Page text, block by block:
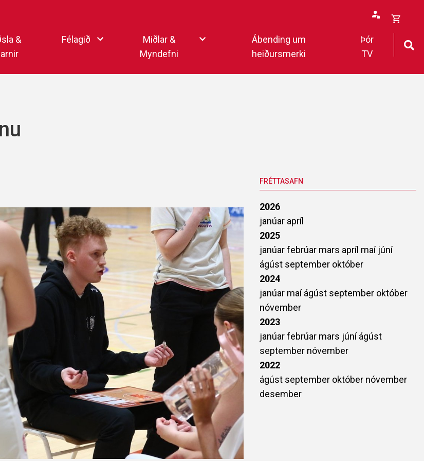
&
Félagið
Lög Þórs
Fyrirmyndarfélag ÍSÍ
Handbók aðalstjórnar Þórs
Ársskýrslur
Miðlar &
Myndefni
Ábending um
heiðursmerki
Þór
TV
Opna
körfu
FRÉTTASAFN
2026
janúar apríl
2025
janúarfebrúar mars apríl maí júní
ágúst september október
2024
janúar maíágúst september október
nóvember
2023
janúarfebrúar mars júníágúst
september nóvember
2022
ágúst september október nóvember
desember